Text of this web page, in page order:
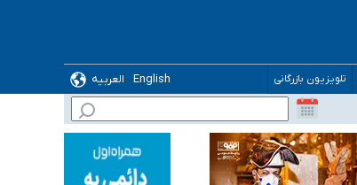
تلویزیون بازرگانی English
العربیه